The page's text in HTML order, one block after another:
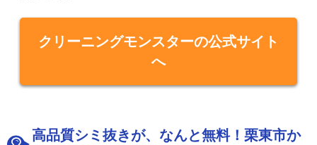
クリーニングモンスターの公式サイト
へ
高品質シミ抜きが、なんと無料！栗東市か